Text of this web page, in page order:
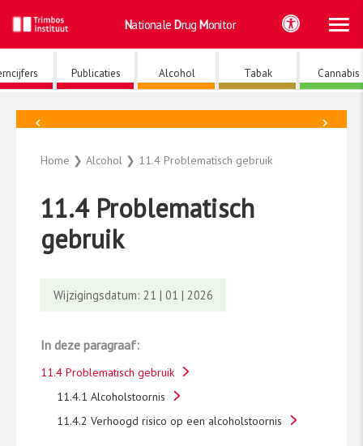
naar
de
inhoud
Nationale Drug Monitor
Publicaties Alcohol Tabak Cannabis
Home ❯ Alcohol ❯ 11.4 Problematisch gebruik
11.4 Problematisch
gebruik
Wijzigingsdatum: 21 | 01 | 2026
In deze paragraaf:
11.4 Problematisch gebruik
11.4.1 Alcoholstoornis
11.4.2 Verhoogd risico op een alcoholstoornis
→
←